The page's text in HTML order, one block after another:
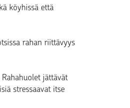
köyhissä että
rahan riittävyys
jättävät
stressaavat itse